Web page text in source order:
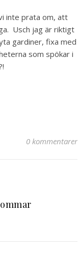
inte prata om, att
Usch jag är riktigt
gardiner, fixa med
som spökar i
0 kommentarer